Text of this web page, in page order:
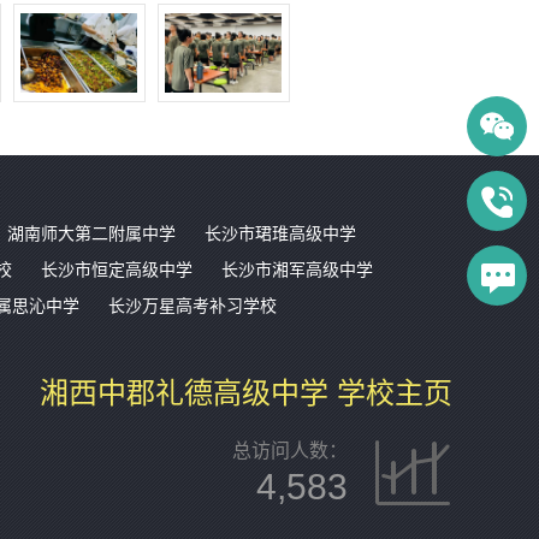
湖南师大第二附属中学
长沙市珺琟高级中学
长沙市恒定高级中学
长沙市湘军高级中学
思沁中学
长沙万星高考补习学校
湘西中郡礼德高级中学 学校主页
总访问人数：
4,583